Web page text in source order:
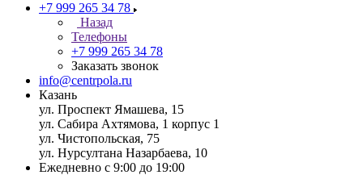
+7 999 265 34 78
Назад
Телефоны
+7 999 265 34 78
Заказать звонок
info@centrpola.ru
Казань
ул. Проспект Ямашева, 15
ул. Сабира Ахтямова, 1 корпус 1
ул. Чистопольская, 75
ул. Нурсултана Назарбаева, 10
Ежедневно с 9:00 до 19:00